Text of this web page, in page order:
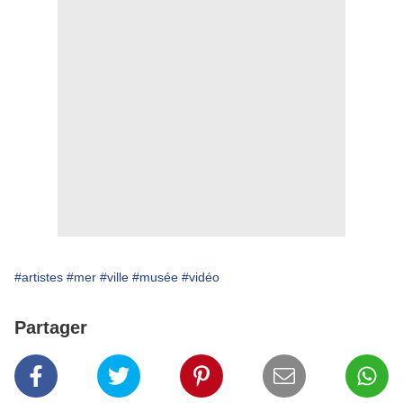
#artistes #mer #ville #musée #vidéo
Partager